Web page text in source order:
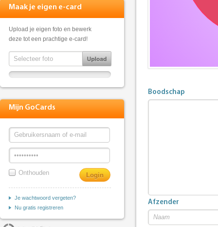
Maak je eigen e-card
Upload je eigen foto en bewerk
deze tot een prachtige e-card!
Mijn GoCards
Onthouden
Je wachtwoord vergeten?
Nu gratis registreren
Boodschap
Afzender